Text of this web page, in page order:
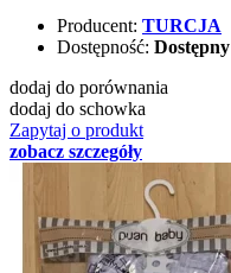
Producent: TURCJA
Dostępność: Dostępny
dodaj do porównania
dodaj do schowka
Zapytaj o produkt
zobacz szczegóły